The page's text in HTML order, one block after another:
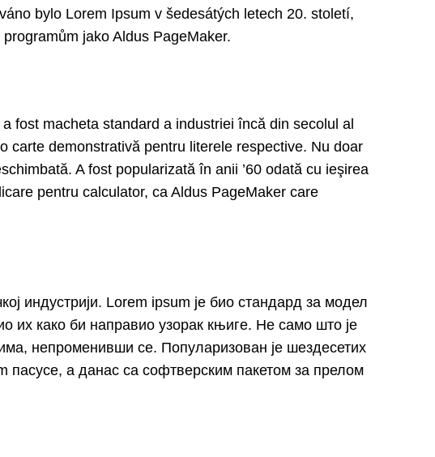
bylo Lorem Ipsum v šedesátých letech 20. století,
jako Aldus PageMaker.
fost macheta standard a industriei încă din secolul al
carte demonstrativă pentru literele respective. Nu doar
A fost popularizată în anii ’60 odată cu ieşirea
pentru calculator, ca Aldus PageMaker care
индустрији. Lorem ipsum је био стандард за модел
их како би направио узорак књиге. Не само што је
непроменивши се. Популаризован је шездесетих
пасусе, а данас са софтверским пакетом за прелом